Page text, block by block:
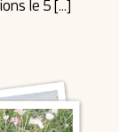
le 5 […]